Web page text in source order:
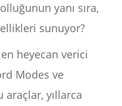
yanı sıra,
sunuyor?
heyecan verici
Modes ve
yıllarca